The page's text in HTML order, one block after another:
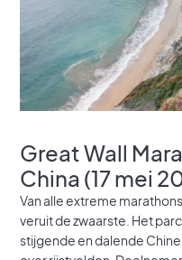
Great Wall
China (17 mei
Van alle extreme
veruit de zwaarste. Het
stijgende en dalende